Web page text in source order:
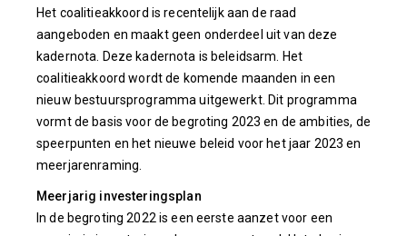
Het coalitieakkoord is recentelijk aan de raad
aangeboden en maakt geen onderdeel uit van deze
kadernota. Deze kadernota is beleidsarm. Het
coalitieakkoord wordt de komende maanden in een
nieuw bestuursprogramma uitgewerkt. Dit programma
vormt de basis voor de begroting 2023 en de ambities, de
speerpunten en het nieuwe beleid voor het jaar 2023 en
meerjarenraming.
Meerjarig investeringsplan
In de begroting 2022 is een eerste aanzet voor een